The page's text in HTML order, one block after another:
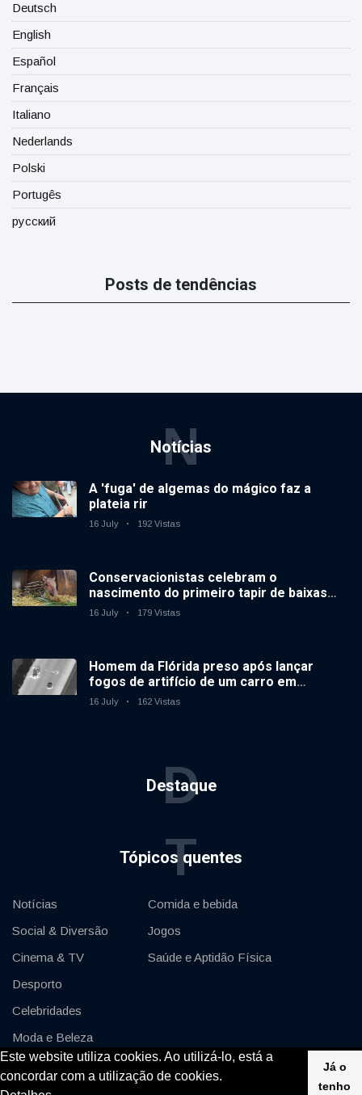
Este website utiliza cookies. Ao utilizá-lo, está a
concordar com a utilização de cookies.
Já o
tenho
Deutsch
English
Español
Français
Italiano
Nederlands
Polski
Portugês
русский
Posts de tendências
Notícias
N
A 'fuga' de algemas do mágico faz a
plateia rir
16 July 192 Vistas
Conservacionistas celebram o
nascimento do primeiro tapir de baixas
terras no zoológico do Reino Unido em 14
16 July 179 Vistas
Homem da Flórida preso após lançar
fogos de artifício de um carro em
movimento
16 July 162 Vistas
Destaque
D
Tópicos quentes
T
Notícias
Social & Diversão
Cinema & TV
Desporto
Celebridades
Moda e Beleza
Automóveis & Motor
Comida e bebida
Jogos
Saúde e Aptidão Física